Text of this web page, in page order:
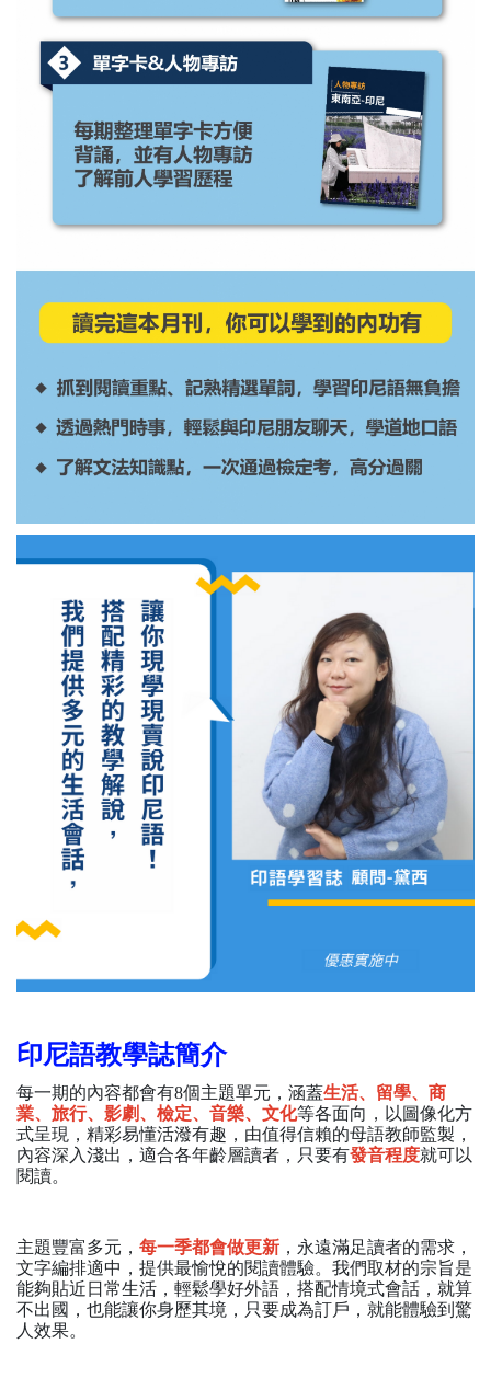
印尼語教學誌簡介
每一期的內容都會有8個主題單元，涵蓋生活、留學、商
業、旅行、影劇、檢定、音樂、文化等各面向，以圖像化方
式呈現，精彩易懂活潑有趣，由值得信賴的母語教師監製，
內容深入淺出，適合各年齡層讀者，只要有發音程度就可以
閱讀。
主題豐富多元， 每一季都會做更新 ，永遠滿足讀者的需求，
文字編排適中，提供最愉悅的閱讀體驗。我們取材的宗旨是
能夠貼近日常生活，輕鬆學好外語，搭配情境式會話，就算
不出國，也能讓你身歷其境，只要成為訂戶，就能體驗到驚
人效果。